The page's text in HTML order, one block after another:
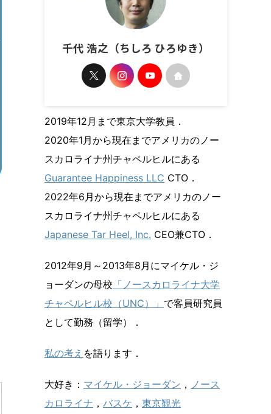
千代 浩之（ちしろ ひろゆき）
2019年12月まで東京大学教員．
2020年1月から現在までアメリカのノー
スカロライナ州チャペルヒルにある
Guarantee Happiness LLC CTO．
2022年6月から現在までアメリカのノー
スカロライナ州チャペルヒルにある
Japanese Tar Heel, Inc. CEO兼CTO．
2012年9月～2013年8月にマイケル・ジ
ョーダンの母校 「ノースカロライナ大学
チャペルヒル校（UNC）」 で客員研究員
として勤務（留学）．
私の考え を語ります．
大好き： マイケル・ジョーダン ， ノース
カロライナ ， バスケ ， 東京観光